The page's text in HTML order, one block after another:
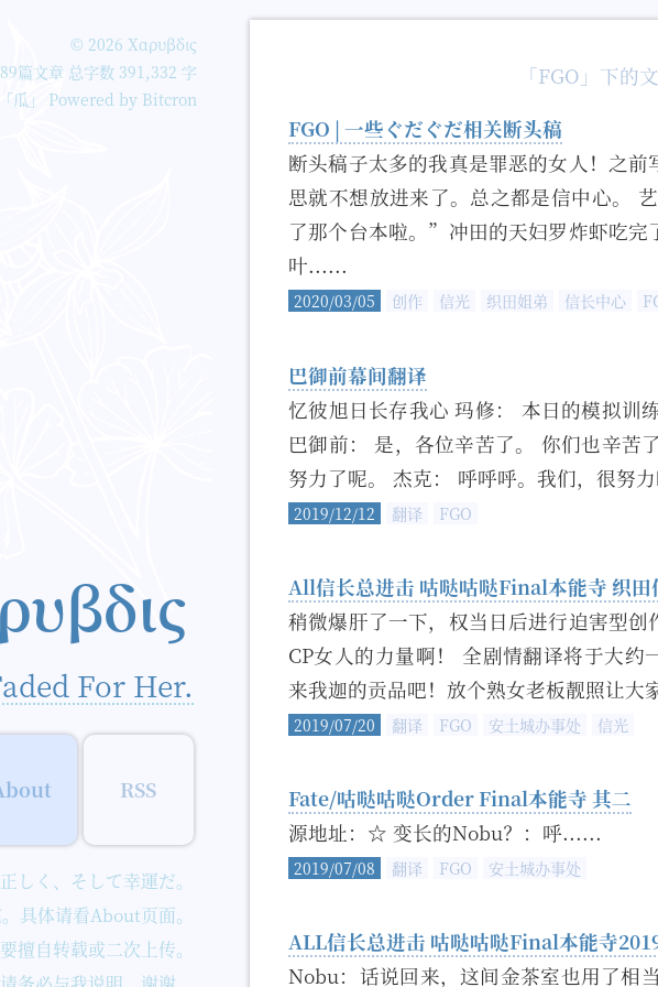
© 2026 Χαρυβδις
89篇文章 总字数 391,332 字
瓜」
Powered by Bitcron
For Her.
RSS
しく、そして幸運だ。
具体请看About页面。
擅自转载或二次上传。
「FGO」下的
FGO | 一些ぐだぐだ相关断头稿
断头稿子太多的我真是罪恶的女人！之
思就不想放进来了。总之都是信中心。
了那个台本啦。”冲田的天妇罗炸虾吃完
叶......
2020/03/05 创作 信光 织田姐弟 信长中心
巴御前幕间翻译
忆彼旭日长存我心 玛修： 本日的模拟训
巴御前： 是，各位辛苦了。 你们也辛苦
努力了呢。 杰克： 呼呼呼。我们，很努
2019/12/12 翻译 FGO
All信长总进击 咕哒咕哒Final本能寺 织
稍微爆肝了一下，权当日后进行迫害型
CP女人的力量啊！ 全剧情翻译将于大约
来我迦的贡品吧！放个熟女老板靓照让大
2019/07/20 翻译 FGO 安土城办事处 信光
Fate/咕哒咕哒Order Final本能寺 其二
源地址：☆ 变长的Nobu？：呼......
2019/07/08 翻译 FGO 安土城办事处
ALL信长总进击 咕哒咕哒Final本能寺
Nobu：话说回来，这间金茶室也用了相